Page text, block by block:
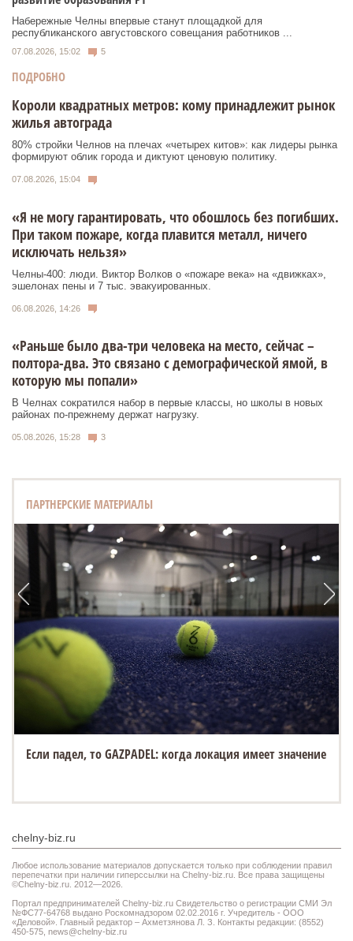
Набережные Челны впервые станут площадкой для
республиканского августовского совещания работников ...
07.08.2026, 15:02 5
ПОДРОБНО
Короли квадратных метров: кому принадлежит рынок
жилья автограда
80% стройки Челнов на плечах «четырех китов»: как лидеры рынка
формируют облик города и диктуют ценовую политику.
07.08.2026, 15:04
«Я не могу гарантировать, что обошлось без погибших.
При таком пожаре, когда плавится металл, ничего
исключать нельзя»
Челны-400: люди. Виктор Волков о «пожаре века» на «движках»,
эшелонах пены и 7 тыс. эвакуированных.
06.08.2026, 14:26
«Раньше было два-три человека на место, сейчас –
полтора-два. Это связано с демографической ямой, в
которую мы попали»
В Челнах сократился набор в первые классы, но школы в новых
районах по-прежнему держат нагрузку.
05.08.2026, 15:28 3
ПАРТНЕРСКИЕ МАТЕРИАЛЫ
Если падел, то GAZPADEL: когда локация имеет значение
chelny-biz.ru
Любое использование материалов допускается только при соблюдении правил
перепечатки при наличии гиперссылки на Chelny-biz.ru. Все права защищены
©Chelny-biz.ru. 2012—2026.
Портал предпринимателей Chelny-biz.ru Свидетельство о регистрации СМИ Эл
№ФС77-64768 выдано Роскомнадзором 02.02.2016 г. Учредитель - ООО
«Деловой». Главный редактор – Ахметзянова Л. З. Контакты редакции: (8552)
450-575, news@chelny-biz.ru